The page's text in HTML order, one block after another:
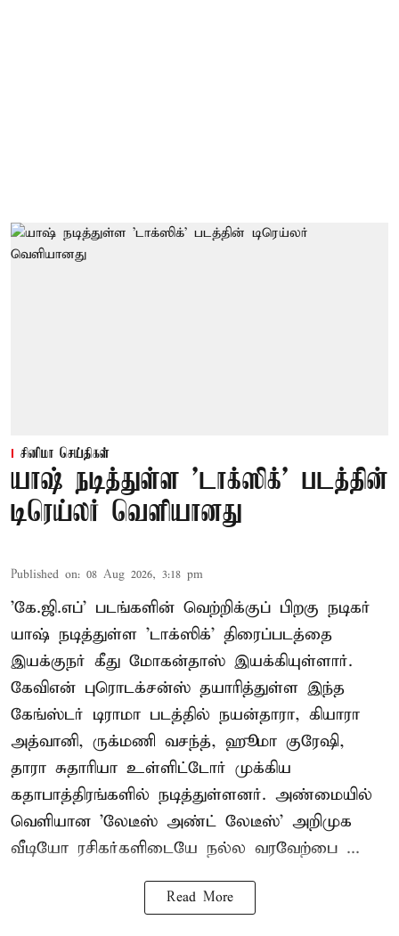
சினிமா செய்திகள்
யாஷ் நடித்துள்ள 'டாக்‌ஸிக்' படத்தின்
டிரெய்லர் வெளியானது
Published on: 08 Aug 2026, 3:18 pm
'கே.ஜி.எப்' படங்களின் வெற்றிக்குப் பிறகு நடிகர்
யாஷ் நடித்துள்ள 'டாக்ஸிக்' திரைப்படத்தை
இயக்குநர் கீது மோகன்தாஸ் இயக்கியுள்ளார்.
கேவிஎன் புரொடக்சன்ஸ் தயாரித்துள்ள இந்த
கேங்ஸ்டர் டிராமா படத்தில் நயன்தாரா, கியாரா
அத்வானி, ருக்மணி வசந்த், ஹூமா குரேஷி,
தாரா சுதாரியா உள்ளிட்டோர் முக்கிய
கதாபாத்திரங்களில் நடித்துள்ளனர். அண்மையில்
வெளியான 'லேடீஸ் அண்ட் லேடீஸ்' அறிமுக
வீடியோ ரசிகர்களிடையே நல்ல வரவேற்பை ...
Read More